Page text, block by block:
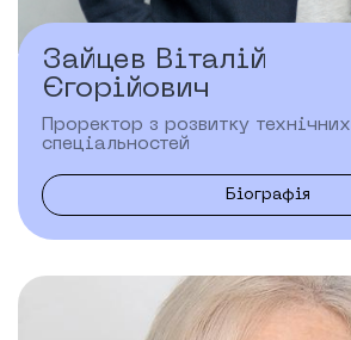
Зайцев Віталій
Єгорійович
Проректор з розвитку технічних
спеціальностей
Біографія